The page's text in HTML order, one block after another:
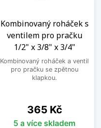
Kombinovaný roháček s
ventilem pro pračku
1/2" x 3/8" x 3/4"
Kombinovaný roháček a ventil
pro pračku se zpětnou
klapkou.
Cena
365 Kč
5 a více skladem